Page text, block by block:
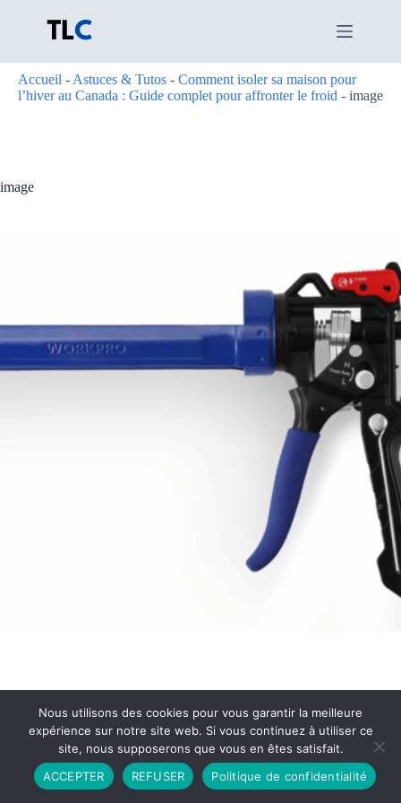
Accueil - Astuces & Tutos - Comment isoler sa maison pour
l’hiver au Canada : Guide complet pour affronter le froid - image
image
Partenariat Contact
Politique de Confidentialité
CGU
Copyright © 2026 - Propulsé par DIEUDUDIABLE
Nous utilisons des cookies pour vous garantir la meilleure
expérience sur notre site web. Si vous continuez à utiliser ce
site, nous supposerons que vous en êtes satisfait.
ACCEPTER
REFUSER Politique de confidentialité